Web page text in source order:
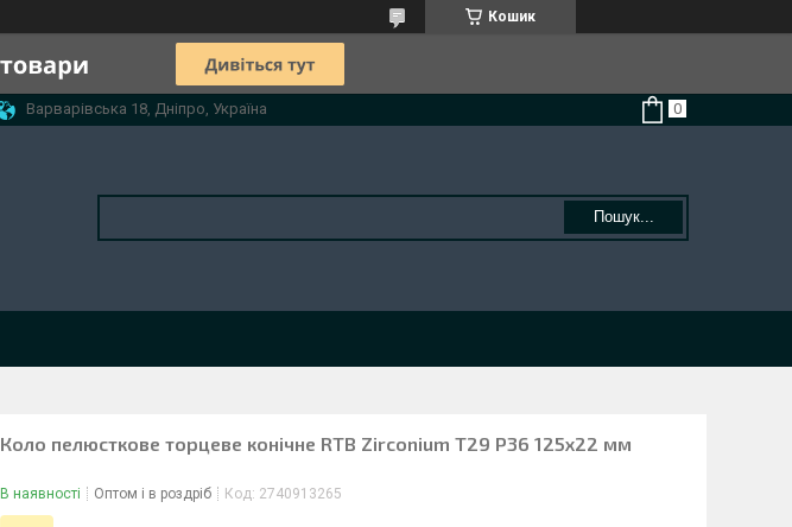
Кошик
Варварівська 18, Дніпро, Україна
Пошук...
Коло пелюсткове торцеве конічне RTB Zirconium Т29 Р36 125х22 мм
В наявності Оптом і в роздріб Код: 2740913265